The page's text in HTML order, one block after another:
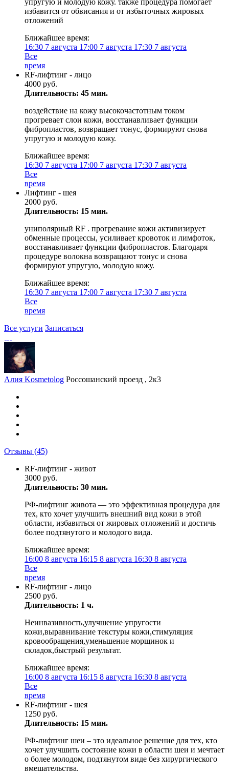
упругую и молодую кожу. также процедура помогает
избавится от обвисания и от избыточных жировых
отложений
Ближайшее время:
16:30 7 августа 17:00 7 августа 17:30 7 августа
Все
время
RF-лифтинг - лицо
4000 руб.
Длительность: 45 мин.
воздействие на кожу высокочастотным током
прогревает слои кожи, восстанавливает функции
фибропластов, возвращает тонус, формируют снова
упругую и молодую кожу.
Ближайшее время:
16:30 7 августа 17:00 7 августа 17:30 7 августа
Все
время
Лифтинг - шея
2000 руб.
Длительность: 15 мин.
униполярный RF . прогревание кожи активизирует
обменные процессы, усиливает кровоток и лимфоток,
восстанавливает функции фибропластов. Благодаря
процедуре волокна возвращают тонус и снова
формируют упругую, молодую кожу.
Ближайшее время:
16:30 7 августа 17:00 7 августа 17:30 7 августа
Все
время
Все услуги Записаться
Алия Kosmetolog Россошанский проезд , 2к3
Отзывы (45)
RF-лифтинг - живот
3000 руб.
Длительность: 30 мин.
РФ-лифтинг живота — это эффективная процедура для
тех, кто хочет улучшить внешний вид кожи в этой
области, избавиться от жировых отложений и достичь
более подтянутого и молодого вида.
Ближайшее время:
16:00 8 августа 16:15 8 августа 16:30 8 августа
Все
время
RF-лифтинг - лицо
2500 руб.
Длительность: 1 ч.
Неинвазивность,улучшение упругости
кожи,выравнивание текстуры кожи,стимуляция
кровообращения,уменьшение морщинок и
складок,быстрый результат.
Ближайшее время:
16:00 8 августа 16:15 8 августа 16:30 8 августа
Все
время
RF-лифтинг - шея
1250 руб.
Длительность: 15 мин.
РФ-лифтинг шеи – это идеальное решение для тех, кто
хочет улучшить состояние кожи в области шеи и мечтает
о более молодом, подтянутом виде без хирургического
вмешательства.